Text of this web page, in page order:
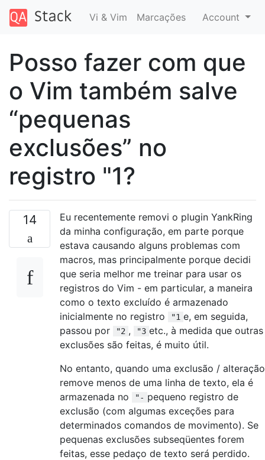
Vi & Vim Marcações Account
Posso fazer com que
o Vim também salve
“pequenas
exclusões” no
registro "1?
14
Eu recentemente removi o plugin YankRing
da minha configuração, em parte porque
estava causando alguns problemas com
macros, mas principalmente porque decidi
que seria melhor me treinar para usar os
registros do Vim - em particular, a maneira
como o texto excluído é armazenado
inicialmente no registro
"1 e, em seguida,
passou por
"2 , "3 etc., à medida que outras
exclusões são feitas, é muito útil.
No entanto, quando uma exclusão / alteração
remove menos de uma linha de texto, ela é
armazenada no
"- pequeno registro de
exclusão (com algumas exceções para
determinados comandos de movimento). Se
pequenas exclusões subseqüentes forem
feitas, esse pedaço de texto será perdido.